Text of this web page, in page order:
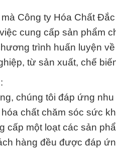
Công ty Hóa Chất
cung cấp sản phẩm
trình huấn luyện
từ sản xuất, chế
chúng tôi đáp ứng
chất chăm sóc sức
cấp một loạt các sản
hàng đều được đáp